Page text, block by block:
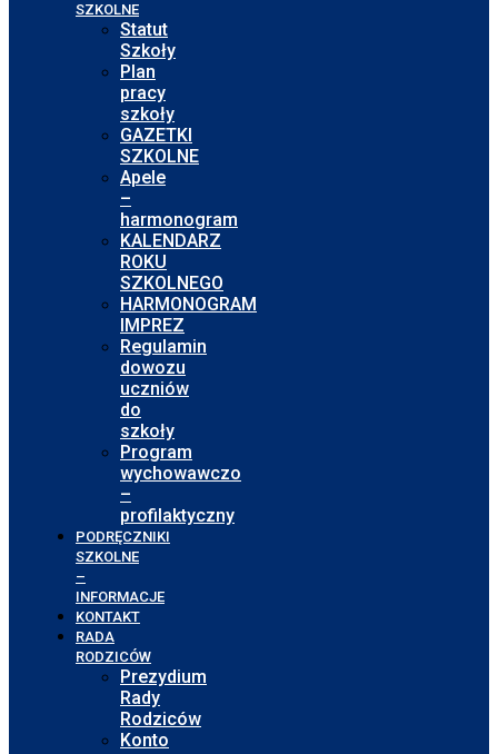
SZKOLNE
Statut
Szkoły
Plan
pracy
szkoły
GAZETKI
SZKOLNE
Apele
–
harmonogram
KALENDARZ
ROKU
SZKOLNEGO
HARMONOGRAM
IMPREZ
Regulamin
dowozu
uczniów
do
szkoły
Program
wychowawczo
–
profilaktyczny
PODRĘCZNIKI
SZKOLNE
–
INFORMACJE
KONTAKT
RADA
RODZICÓW
Prezydium
Rady
Rodziców
Konto